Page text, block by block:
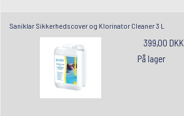
Saniklar Sikkerhedscover og Klorinator Cleaner 3 L
399,00 DKK
På lager